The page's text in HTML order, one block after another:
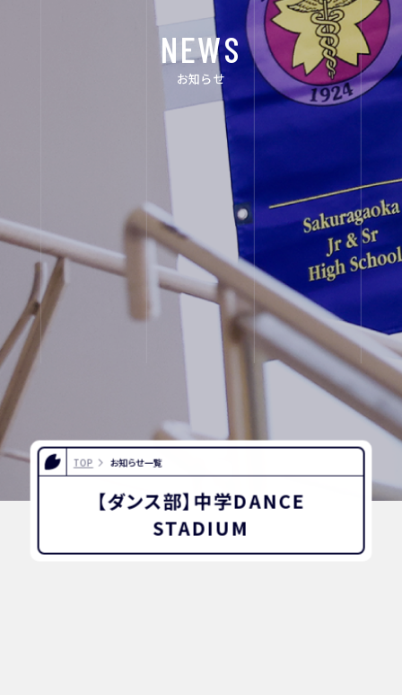
インスタグラム
デジタルパンフ
レット
教職員採用
プライバシーポ
リシー
NEWS
お知らせ
TOP お知らせ一覧
【ダンス部】中学DANCE
STADIUM